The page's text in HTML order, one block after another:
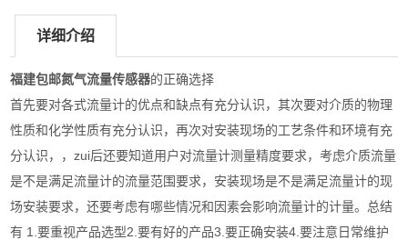
详细介绍
福建包邮氮气流量传感器的正确选择
首先要对各式流量计的优点和缺点有充分认识，其次要对介质的物理
性质和化学性质有充分认识，再次对安装现场的工艺条件和环境有充
分认识，，zui后还要知道用户对流量计测量精度要求，考虑介质流量
是不是满足流量计的流量范围要求，安装现场是不是满足流量计的现
场安装要求，还要考虑有哪些情况和因素会影响流量计的计量。总结
有 1.要重视产品选型2.要有好的产品3.要正确安装4.要注意日常维护